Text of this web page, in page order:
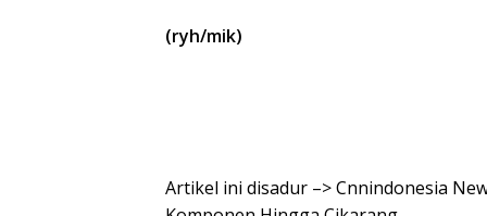
(ryh/mik)
Artikel ini disadur –> Cnnindonesia